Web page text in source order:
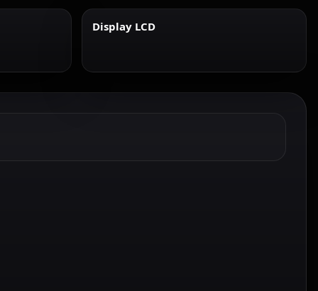
Display LCD